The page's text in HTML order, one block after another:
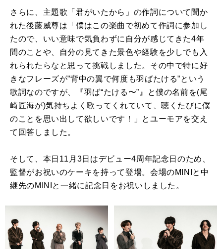
さらに、主題歌「君がいたから」の作詞について聞か
れた後藤威尊は「僕はこの楽曲で初めて作詞に参加し
たので、いい意味で気負わずに自分が感じてきた4年
間のことや、自分の見てきた景色や経験を少しでも入
れられたらなと思って挑戦しました。その中で特に好
きなフレーズが”背中の翼で何度も羽ばたける”という
歌詞なのですが、『羽ば“たける〜”』と僕の名前を(尾
崎匠海が)気持ちよく歌ってくれていて、聴くたびに僕
のことを思い出して欲しいです！」とユーモアを交え
て回答しました。
そして、本日11月3日はデビュー4周年記念日のため、
監督がお祝いのケーキを持って登場。会場のMINIと中
継先のMINIと一緒に記念日をお祝いしました。